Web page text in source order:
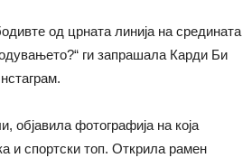
од црната линија на средината
ги запрашала Карди Би
објавила фотографија на која
и спортски топ. Открила рамен